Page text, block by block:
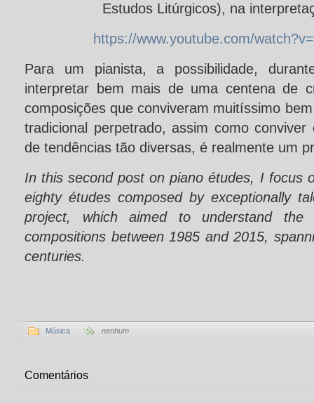
Estudos Litúrgicos), na
https://www.youtube.com/
Para um pianista, a possibilidade,
interpretar bem mais de uma centena de
composições que conviveram muitíssimo
tradicional perpetrado, assim como
de tendências tão diversas, é realmente um
In this second post on piano études, I focus
eighty études composed by exceptionally
project, which aimed to understand the
compositions between 1985 and 2015,
centuries.
Música nenhum
Comentários